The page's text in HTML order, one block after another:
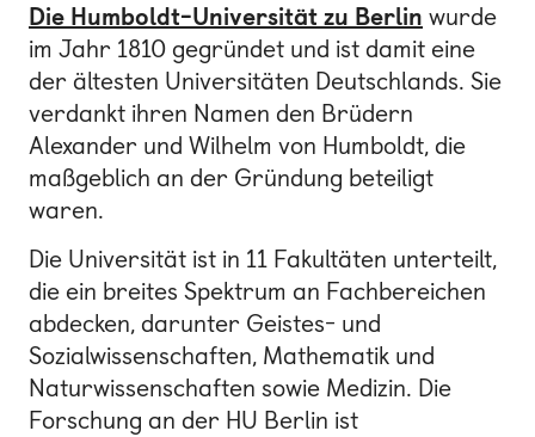
Bonn
Kaiserslautern
Leipzig
München
Nürnberg
Die Humboldt-Universität zu Berlin wurde
im Jahr 1810 gegründet und ist damit eine
der ältesten Universitäten Deutschlands. Sie
verdankt ihren Namen den Brüdern
Alexander und Wilhelm von Humboldt, die
maßgeblich an der Gründung beteiligt
waren.
Die Universität ist in 11 Fakultäten unterteilt,
die ein breites Spektrum an Fachbereichen
abdecken, darunter Geistes- und
Sozialwissenschaften, Mathematik und
Naturwissenschaften sowie Medizin. Die
Forschung an der HU Berlin ist